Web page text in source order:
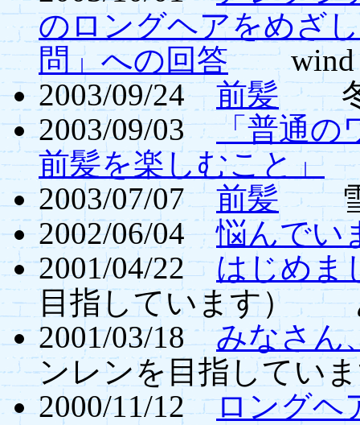
のロングヘアをめざ
問」への回答wind
2003/09/24前髪冬
2003/09/03「普通の
前髪を楽しむこと」
2003/07/07前髪雪
2002/06/04悩んでい
2001/04/22はじめま
目指しています）
2001/03/18みなさん
ンレンを目指して
2000/11/12ロングヘ